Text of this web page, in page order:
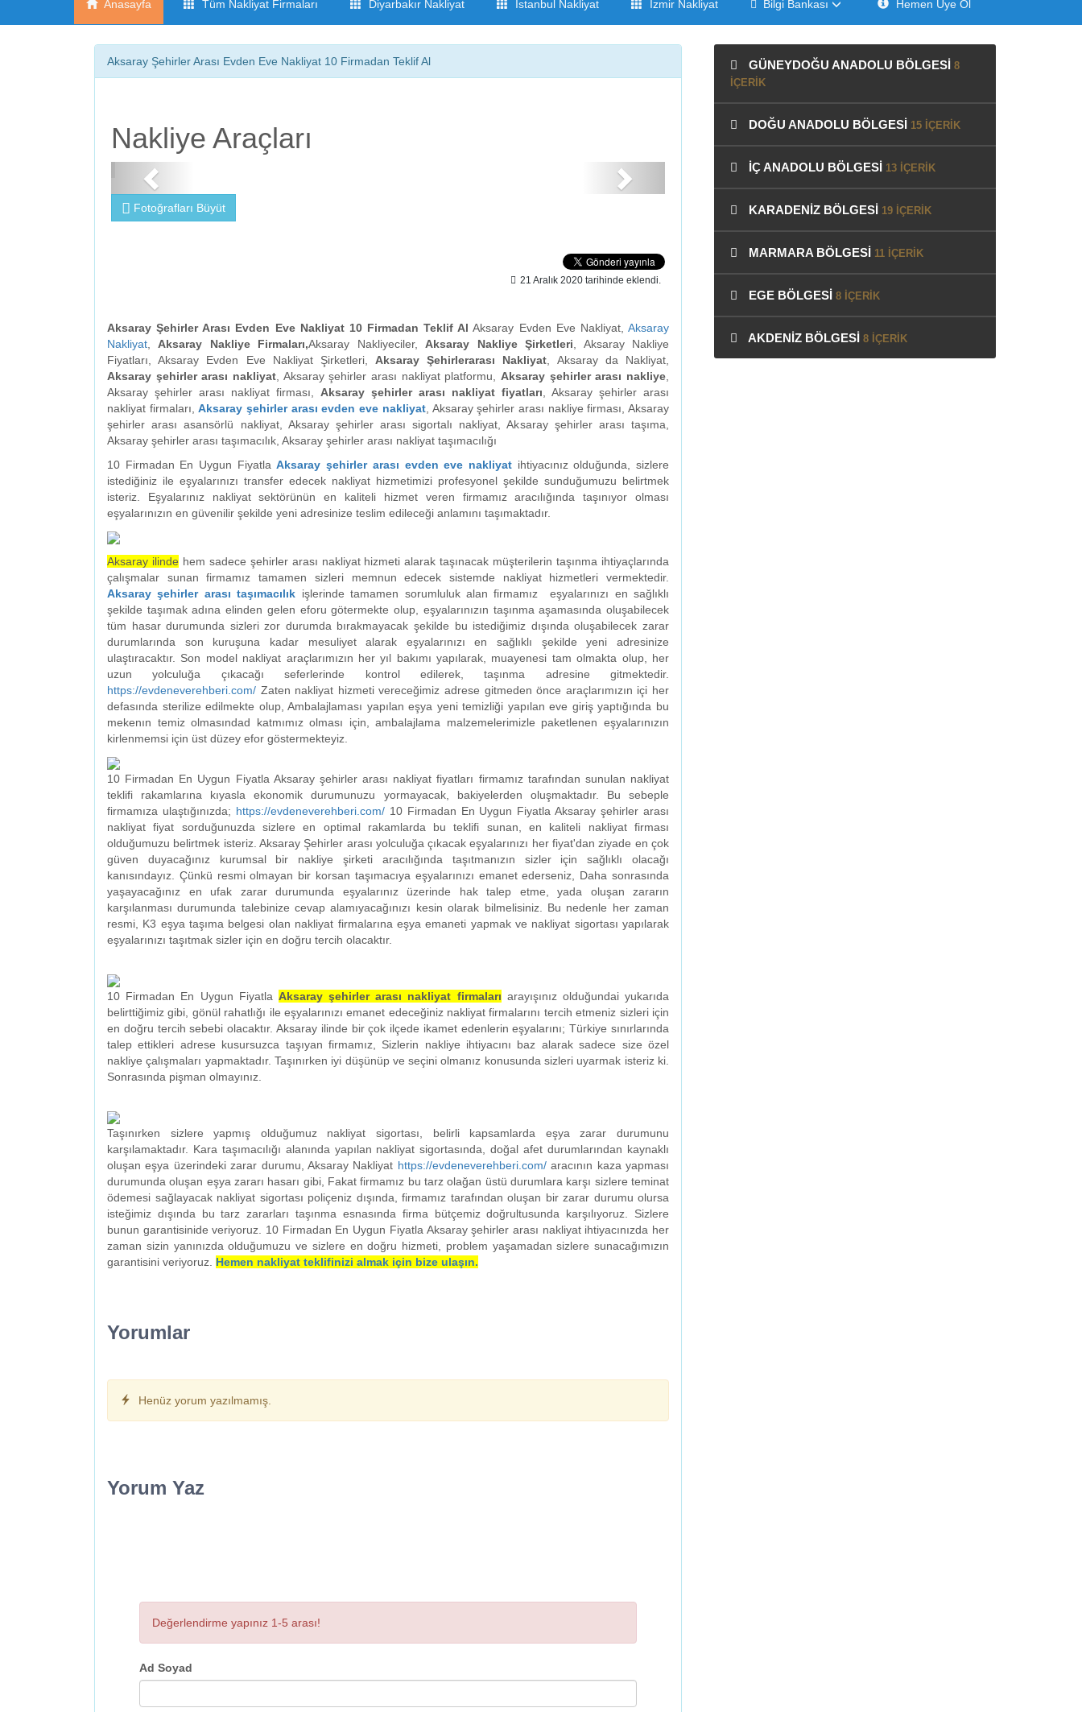
Anasayfa Tüm Nakliyat Firmaları Diyarbakır Nakliyat İstanbul Nakliyat İzmir Nakliyat Bilgi Bankası Hemen Üye Ol
Aksaray Şehirler Arası Evden Eve Nakliyat 10 Firmadan Teklif Al
Nakliye Araçları
Fotoğrafları Büyüt
21 Aralık 2020 tarihinde eklendi.
Aksaray Şehirler Arası Evden Eve Nakliyat 10 Firmadan Teklif Al Aksaray Evden Eve Nakliyat,Aksaray
Nakliyat
Aksaray Nakliye Firmaları,Aksaray Nakliyeciler, Aksaray Nakliye Şirketleri , Aksaray Nakliye
Fiyatları, Aksaray Evden Eve Nakliyat Şirketleri, Aksaray Şehirlerarası Nakliyat , Aksaray da Nakliyat,
Aksaray şehirler arası nakliyat , Aksaray şehirler arası nakliyat platformu, Aksaray şehirler arası nakliye
Aksaray şehirler arası nakliyat firması, Aksaray şehirler arası nakliyat fiyatları , Aksaray şehirler arası
nakliyat firmaları,Aksaray şehirler arası evden eve nakliyat, Aksaray şehirler arası nakliye firması, Aksaray
şehirler arası asansörlü nakliyat, Aksaray şehirler arası sigortalı nakliyat, Aksaray şehirler arası taşıma,
Aksaray şehirler arası taşımacılık, Aksaray şehirler arası nakliyat taşımacılığı
10 Firmadan En Uygun FiyatlaAksaray şehirler arası evden eve nakliyatihtiyacınız olduğunda, sizlere
istediğiniz ile eşyalarınızı transfer edecek nakliyat hizmetimizi profesyonel şekilde sunduğumuzu belirtmek
isteriz. Eşyalarınız nakliyat sektörünün en kaliteli hizmet veren firmamız aracılığında taşınıyor olması
eşyalarınızın en güvenilir şekilde yeni adresinize teslim edileceği anlamını taşımaktadır.
Aksaray ilinde hem sadece şehirler arası nakliyat hizmeti alarak taşınacak müşterilerin taşınma ihtiyaçlarında
çalışmalar sunan firmamız tamamen sizleri memnun edecek sistemde nakliyat hizmetleri vermektedir.
Aksaray şehirler arası taşımacılık işlerinde tamamen sorumluluk alan firmamız eşyalarınızı en sağlıklı
şekilde taşımak adına elinden gelen eforu götermekte olup, eşyalarınızın taşınma aşamasında oluşabilecek
tüm hasar durumunda sizleri zor durumda bırakmayacak şekilde bu istediğimiz dışında oluşabilecek zarar
durumlarında son kuruşuna kadar mesuliyet alarak eşyalarınızı en sağlıklı şekilde yeni adresinize
ulaştıracaktır. Son model nakliyat araçlarımızın her yıl bakımı yapılarak, muayenesi tam olmakta olup, her
uzun yolculuğa çıkacağı seferlerinde kontrol edilerek, taşınma adresine gitmektedir.
https://evdeneverehberi.com/ Zaten nakliyat hizmeti vereceğimiz adrese gitmeden önce araçlarımızın içi her
defasında sterilize edilmekte olup, Ambalajlaması yapılan eşya yeni temizliği yapılan eve giriş yaptığında bu
mekenın temiz olmasındad katmımız olması için, ambalajlama malzemelerimizle paketlenen eşyalarınızın
kirlenmemsi için üst düzey efor göstermekteyiz.
10 Firmadan En Uygun Fiyatla Aksaray şehirler arası nakliyat fiyatları firmamız tarafından sunulan nakliyat
teklifi rakamlarına kıyasla ekonomik durumunuzu yormayacak, bakiyelerden oluşmaktadır. Bu sebeple
firmamıza ulaştığınızda; https://evdeneverehberi.com/ 10 Firmadan En Uygun Fiyatla Aksaray şehirler arası
nakliyat fiyat sorduğunuzda sizlere en optimal rakamlarda bu teklifi sunan, en kaliteli nakliyat firması
olduğumuzu belirtmek isteriz. Aksaray Şehirler arası yolculuğa çıkacak eşyalarınızı her fiyat'dan ziyade en çok
güven duyacağınız kurumsal bir nakliye şirketi aracılığında taşıtmanızın sizler için sağlıklı olacağı
kanısındayız. Çünkü resmi olmayan bir korsan taşımacıya eşyalarınızı emanet ederseniz, Daha sonrasında
yaşayacağınız en ufak zarar durumunda eşyalarınız üzerinde hak talep etme, yada oluşan zararın
karşılanması durumunda talebinize cevap alamıyacağınızı kesin olarak bilmelisiniz. Bu nedenle her zaman
resmi, K3 eşya taşıma belgesi olan nakliyat firmalarına eşya emaneti yapmak ve nakliyat sigortası yapılarak
eşyalarınızı taşıtmak sizler için en doğru tercih olacaktır.
10 Firmadan En Uygun Fiyatla Aksaray şehirler arası nakliyat firmaları arayışınız olduğundai yukarıda
belirttiğimiz gibi, gönül rahatlığı ile eşyalarınızı emanet edeceğiniz nakliyat firmalarını tercih etmeniz sizleri için
en doğru tercih sebebi olacaktır. Aksaray ilinde bir çok ilçede ikamet edenlerin eşyalarını; Türkiye sınırlarında
talep ettikleri adrese kusursuzca taşıyan firmamız, Sizlerin nakliye ihtiyacını baz alarak sadece size özel
nakliye çalışmaları yapmaktadır. Taşınırken iyi düşünüp ve seçini olmanız konusunda sizleri uyarmak isteriz ki.
Sonrasında pişman olmayınız.
Taşınırken sizlere yapmış olduğumuz nakliyat sigortası, belirli kapsamlarda eşya zarar durumunu
karşılamaktadır. Kara taşımacılığı alanında yapılan nakliyat sigortasında, doğal afet durumlarından kaynaklı
oluşan eşya üzerindeki zarar durumu, Aksaray Nakliyat https://evdeneverehberi.com/aracının kaza yapması
durumunda oluşan eşya zararı hasarı gibi, Fakat firmamız bu tarz olağan üstü durumlara karşı sizlere teminat
ödemesi sağlayacak nakliyat sigortası poliçeniz dışında, firmamız tarafından oluşan bir zarar durumu olursa
isteğimiz dışında bu tarz zararları taşınma esnasında firma bütçemiz doğrultusunda karşılıyoruz. Sizlere
bunun garantisinide veriyoruz. 10 Firmadan En Uygun Fiyatla Aksaray şehirler arası nakliyat ihtiyacınızda her
zaman sizin yanınızda olduğumuzu ve sizlere en doğru hizmeti, problem yaşamadan sizlere sunacağımızın
garantisini veriyoruz. Hemen nakliyat teklifinizi almak için bize ulaşın.
Yorumlar
Henüz yorum yazılmamış.
Yorum Yaz
Değerlendirme yapınız 1-5 arası!
Ad Soyad
GÜNEYDOĞU ANADOLU BÖLGESİ 8
IÇERIK
DOĞU ANADOLU BÖLGESİ 15 IÇERIK
İÇ ANADOLU BÖLGESİ 13 IÇERIK
KARADENİZ BÖLGESİ 19 IÇERIK
MARMARA BÖLGESİ 11 IÇERIK
EGE BÖLGESİ 8 IÇERIK
AKDENİZ BÖLGESİ 8 IÇERIK